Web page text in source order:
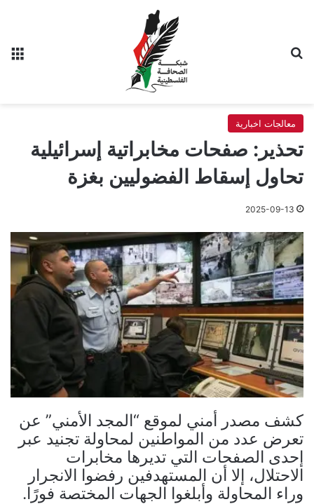
معالجات اخبارية
تحذير: صفحات مخابراتية إسرائيلية
تحاول إسقاط الفضوليين بغزة
2025-09-13
كشف مصدر أمني لموقع “المجد الأمني” عن
تعرض عدد من المواطنين لمحاولة تجنيد عبر
إحدى الصفحات التي تديرها مخابرات
الاحتلال، إلا أن المستهدفين رفضوا الانجرار
وراء المحاولة وأبلغوا الجهات المختصة فورًا.